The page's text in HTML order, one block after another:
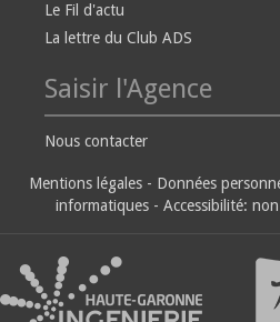
Le Fil d'actu
La lettre du Club ADS
Saisir l'Agence
Nous contacter
Mentions légales - Données
informatiques - Accessibilité: